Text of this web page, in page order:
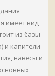
имеет вид
из базы -
и капители -
навесы и